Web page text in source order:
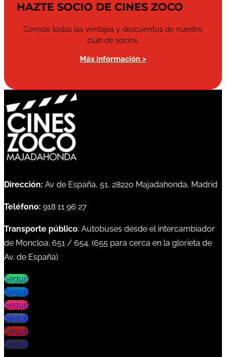
HAZTE SOCIO DE CINES ZOCO
Conoce todas las ventajas y descuentos de nuestro
club de socios.
Más información >
Dirección: Av de España, 51, 28220 Majadahonda, Madrid
Teléfono: 918 11 96 27
Transporte público: Autobuses desde el intercambiador
de Moncloa: 651 / 654. (655 para cerca en la glorieta de
Av. de España)
Seguir
Seguir
Seguir
Seguir
Seguir
Seguir